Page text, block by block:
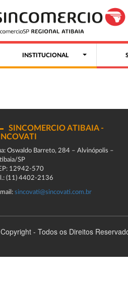
INSTITUCIONAL
SINCOMERCIO ATIBAIA -
Oswaldo Barreto, 284 – Alvinópolis –
SP
12942-570
(11) 4402-2136
sincovati@sincovati.com.br
- Todos os Direitos